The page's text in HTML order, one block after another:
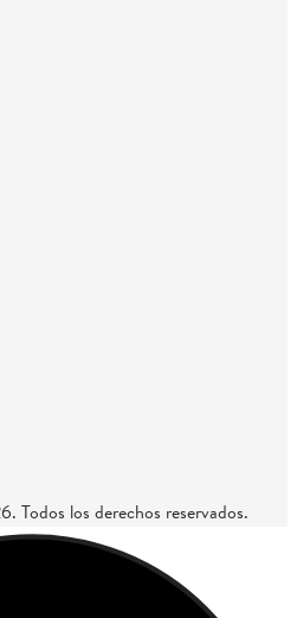
Todos los derechos reservados.